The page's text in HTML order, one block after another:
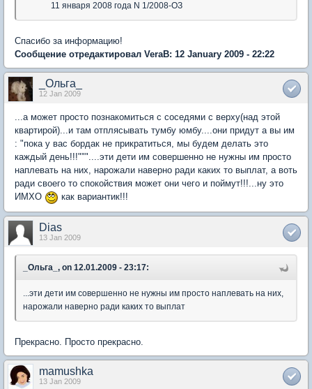
11 января 2008 года N 1/2008-ОЗ
Спасибо за информацию!
Сообщение отредактировал VeraB: 12 January 2009 - 22:22
_Ольга_
12 Jan 2009
...а может просто познакомиться с соседями с верху(над этой
квартирой)...и там отплясывать тумбу юмбу....они придут а вы им
: "пока у вас бордак не прикратиться, мы будем делать это
каждый день!!!"""....эти дети им совершенно не нужны им просто
наплевать на них, нарожали наверно ради каких то выплат, а воть
ради своего то спокойствия может они чего и поймут!!!...ну это
ИМХО
как вариантик!!!
Dias
13 Jan 2009
_Ольга_, on 12.01.2009 - 23:17:
...эти дети им совершенно не нужны им просто наплевать на них,
нарожали наверно ради каких то выплат
Прекрасно. Просто прекрасно.
mamushka
13 Jan 2009